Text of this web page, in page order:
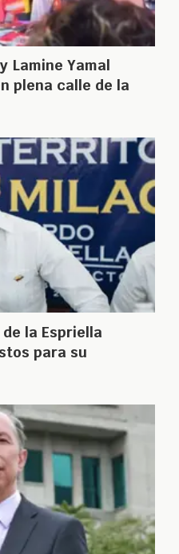
Lamine Yamal
plena calle de la
la Espriella
para su